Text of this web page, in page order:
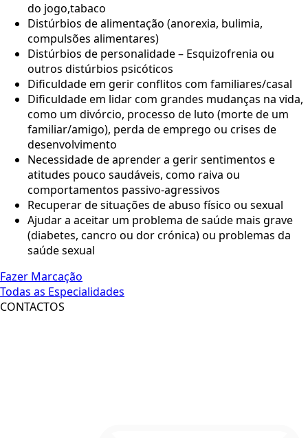
do jogo,tabaco
Distúrbios de alimentação (anorexia, bulimia,
compulsões alimentares)
Distúrbios de personalidade – Esquizofrenia ou
outros distúrbios psicóticos
Dificuldade em gerir conflitos com familiares/casal
Dificuldade em lidar com grandes mudanças na vida,
como um divórcio, processo de luto (morte de um
familiar/amigo), perda de emprego ou crises de
desenvolvimento
Necessidade de aprender a gerir sentimentos e
atitudes pouco saudáveis, como raiva ou
comportamentos passivo-agressivos
Recuperar de situações de abuso físico ou sexual
Ajudar a aceitar um problema de saúde mais grave
(diabetes, cancro ou dor crónica) ou problemas da
saúde sexual
Fazer Marcação
Todas as Especialidades
CONTACTOS